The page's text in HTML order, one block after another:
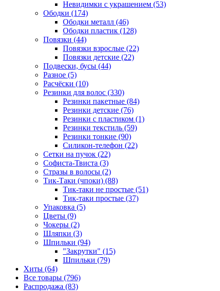
Невидимки с украшением (53)
Ободки (174)
Ободки металл (46)
Ободки пластик (128)
Повязки (44)
Повязки взрослые (22)
Повязки детские (22)
Подвески, бусы (44)
Разное (5)
Расчёски (10)
Резинки для волос (330)
Резинки пакетные (84)
Резинки детские (76)
Резинки с пластиком (1)
Резинки текстиль (59)
Резинки тонкие (90)
Силикон-телефон (22)
Сетки на пучок (22)
Софиста-Твиста (3)
Стразы в волосы (2)
Тик-Таки (чпоки) (88)
Тик-таки не простые (51)
Тик-таки простые (37)
Упаковка (5)
Цветы (9)
Чокеры (2)
Шляпки (3)
Шпильки (94)
"Закрутки" (15)
Шпильки (79)
Хиты (64)
Все товары (796)
Распродажа (83)